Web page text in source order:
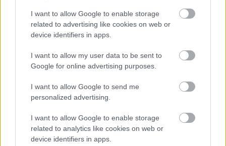
I want to allow Google to enable storage
related to advertising like cookies on web or
device identifiers in apps.
I want to allow my user data to be sent to
Google for online advertising purposes.
I want to allow Google to send me
personalized advertising.
I want to allow Google to enable storage
related to analytics like cookies on web or
device identifiers in apps.